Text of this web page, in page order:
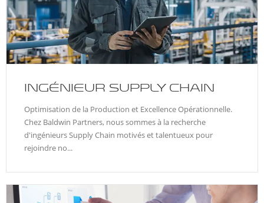
INGÉNIEUR SUPPLY CHAIN
Optimisation de la Production et Excellence Opérationnelle.
Chez Baldwin Partners, nous sommes à la recherche
d'ingénieurs Supply Chain motivés et talentueux pour
rejoindre no...